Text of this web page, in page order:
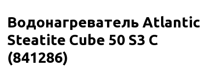
Водонагреватель Atlantic
Steatite Cube 50 S3 C
(841286)